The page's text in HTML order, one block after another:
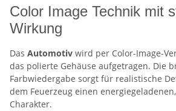
Color Image Technik mit
Wirkung
Das Automotiv wird per Color-Image-
das polierte Gehäuse aufgetragen. Die
Farbwiedergabe sorgt für realistische
dem Feuerzeug einen
Charakter.